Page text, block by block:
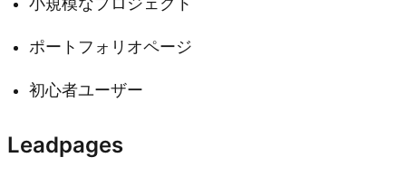
ポートフォリオページ
初心者ユーザー
Leadpages